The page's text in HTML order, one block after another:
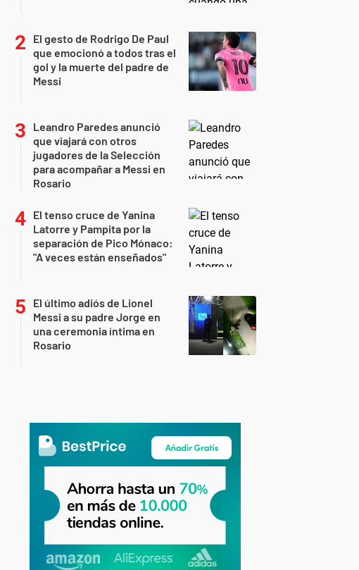
El gesto de Rodrigo De Paul
que emocionó a todos tras el
gol y la muerte del padre de
Messi
Leandro Paredes anunció
que viajará con otros
jugadores de la Selección
para acompañar a Messi en
Rosario
El tenso cruce de Yanina
Latorre y Pampita por la
separación de Pico Mónaco:
"A veces están enseñados"
El último adiós de Lionel
Messi a su padre Jorge en
una ceremonia íntima en
Rosario